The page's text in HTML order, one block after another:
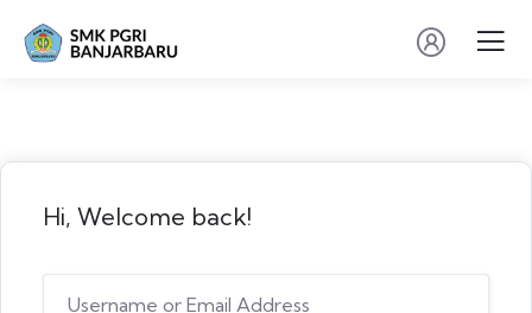
Hi, Welcome back!